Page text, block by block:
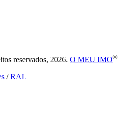
reservados, 2026. O MEU IMO®
/RAL